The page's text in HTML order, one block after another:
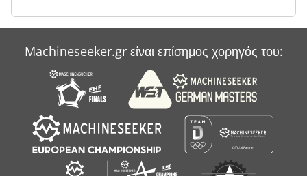
Machineseeker.gr είναι επίσημος χορηγός του: